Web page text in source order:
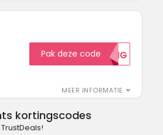
MEER INFORMATIE
Pak deze code5KORTING
kortingscodes